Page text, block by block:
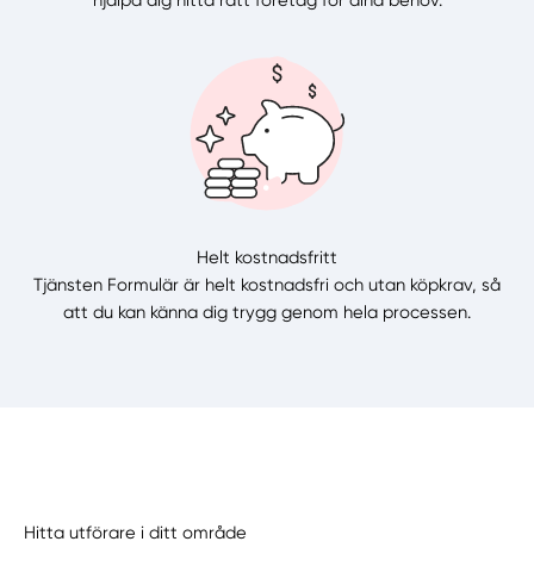
Helt kostnadsfritt
Tjänsten Formulär är helt kostnadsfri och utan köpkrav, så
att du kan känna dig trygg genom hela processen.
Hitta utförare i ditt område